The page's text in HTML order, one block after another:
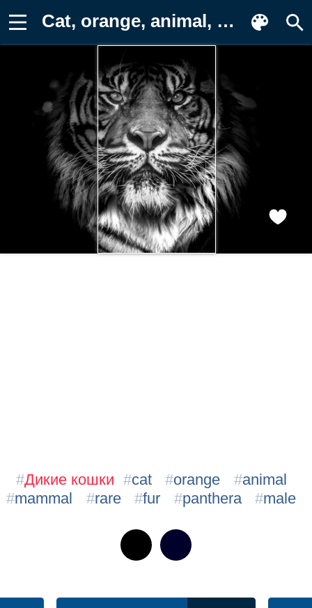
Cat, orange, animal, mammal, rare, fur Картинка на телефон
#Дикие кошки #cat #orange #animal
#mammal #rare #fur #panthera #male